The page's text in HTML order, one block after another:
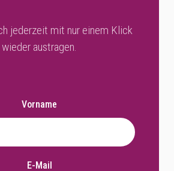
jederzeit mit nur einem Klick
wieder austragen.
Vorname
E-Mail